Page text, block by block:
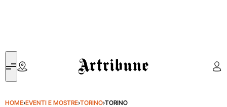
Artribune
HOME›EVENTI E MOSTRE›TORINO›TORINO